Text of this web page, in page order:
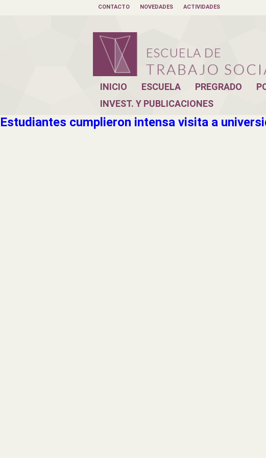
CONTACTO NOVEDADES ACTIVIDADES
INICIO ESCUELA PREGRADO
INVEST. Y PUBLICACIONES
Estudiantes cumplieron intensa visita a